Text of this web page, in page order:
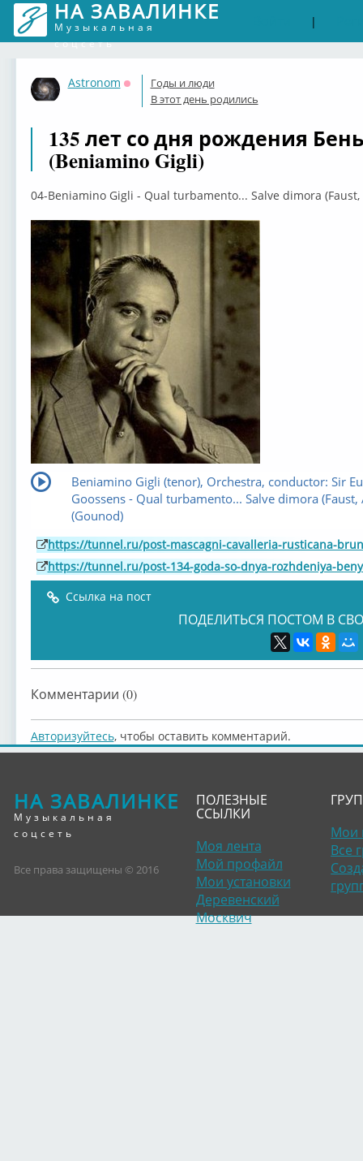
НА ЗАВАЛИНКЕ
Музыкальная
соцсеть
|
Astronom
Оффлайн
Годы и люди
В этот день родились
135 лет со дня рождения
(Beniamino Gigli)
04-Beniamino Gigli - Qual turbamento... Salve dimora (Faust,
Beniamino Gigli (tenor), Orchestra, conductor: Sir
Goossens - Qual turbamento... Salve dimora (Faust,
(Gounod)
https://tunnel.ru/post-mascagni-cavalleria-rusticana-
https://tunnel.ru/post-134-goda-so-dnya-rozhdeniya-
Ссылка на пост
ПОДЕЛИТЬСЯ ПОСТОМ В
Комментарии (0)
Авторизуйтесь, чтобы оставить комментарий.
НА ЗАВАЛИНКЕ
Музыкальная
соцсеть
Все права защищены © 2016
ПОЛЕЗНЫЕ
ССЫЛКИ
Моя лента
Мой профайл
Мои установки
Деревенский
Москвич
Мои
Все